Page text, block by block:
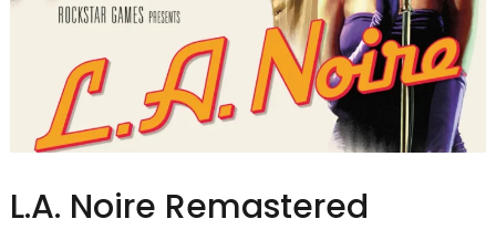
L.A. Noire Remastered